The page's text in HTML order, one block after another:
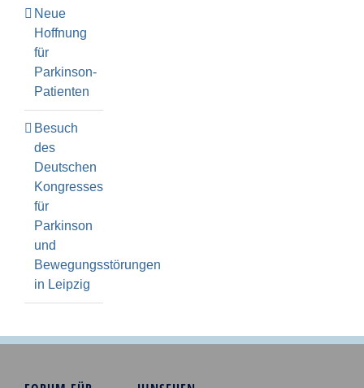
Neue
Hoffnung
für
Parkinson-
Patienten
Besuch
des
Deutschen
Kongresses
für
Parkinson
und
Bewegungsstörungen
in Leipzig